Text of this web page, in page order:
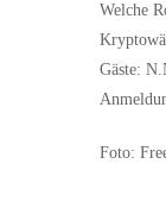
Welche
Gäste:
Foto: